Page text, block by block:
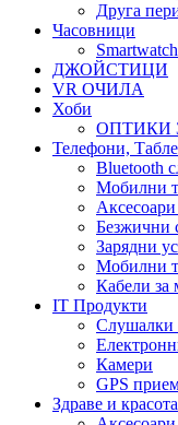
Друга
Часовници
Smartwatch
ДЖОЙСТИЦИ
VR ОЧИЛА
Хоби
ОПТИКИ
Телефони,
Bluetooth
Мобилни
Безжични
Зарядни
Мобилни
Кабели за
IT Продукти
Слушалки
Камери
GPS
Здраве и красота